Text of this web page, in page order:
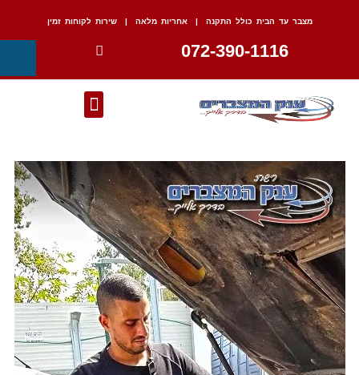
מצבר עד הבית כולל התקנה | אחריות מלאה | שירות לקוחות זמין
072-390-1116